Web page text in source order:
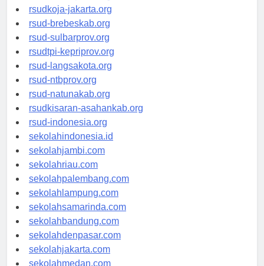
rsud-cilacapkab.org
rsudkoja-jakarta.org
rsud-brebeskab.org
rsud-sulbarprov.org
rsudtpi-kepriprov.org
rsud-langsakota.org
rsud-ntbprov.org
rsud-natunakab.org
rsudkisaran-asahankab.org
rsud-indonesia.org
sekolahindonesia.id
sekolahjambi.com
sekolahriau.com
sekolahpalembang.com
sekolahlampung.com
sekolahsamarinda.com
sekolahbandung.com
sekolahdenpasar.com
sekolahjakarta.com